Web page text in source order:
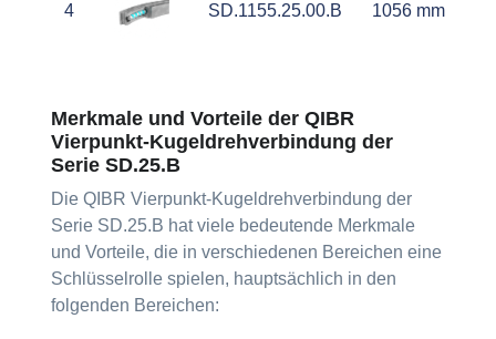
4 SD.1155.25.00.B 1056 mm
Merkmale und Vorteile der QIBR
Vierpunkt-Kugeldrehverbindung der
Serie SD.25.B
Die QIBR Vierpunkt-Kugeldrehverbindung der
Serie SD.25.B hat viele bedeutende Merkmale
und Vorteile, die in verschiedenen Bereichen eine
Schlüsselrolle spielen, hauptsächlich in den
folgenden Bereichen: